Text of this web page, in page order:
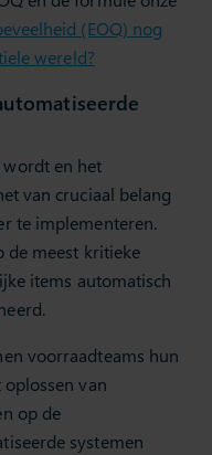
(EOQ) nog
wereld?
en het
van cruciaal belang
te implementeren.
de meest kritieke
items automatisch
voorraadteams hun
van
op de
systemen